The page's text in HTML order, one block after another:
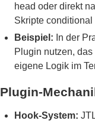
head oder direkt
Skripte conditional
Beispiel: In der
Plugin nutzen,
eigene Logik im
Plugin-
Hook-System: